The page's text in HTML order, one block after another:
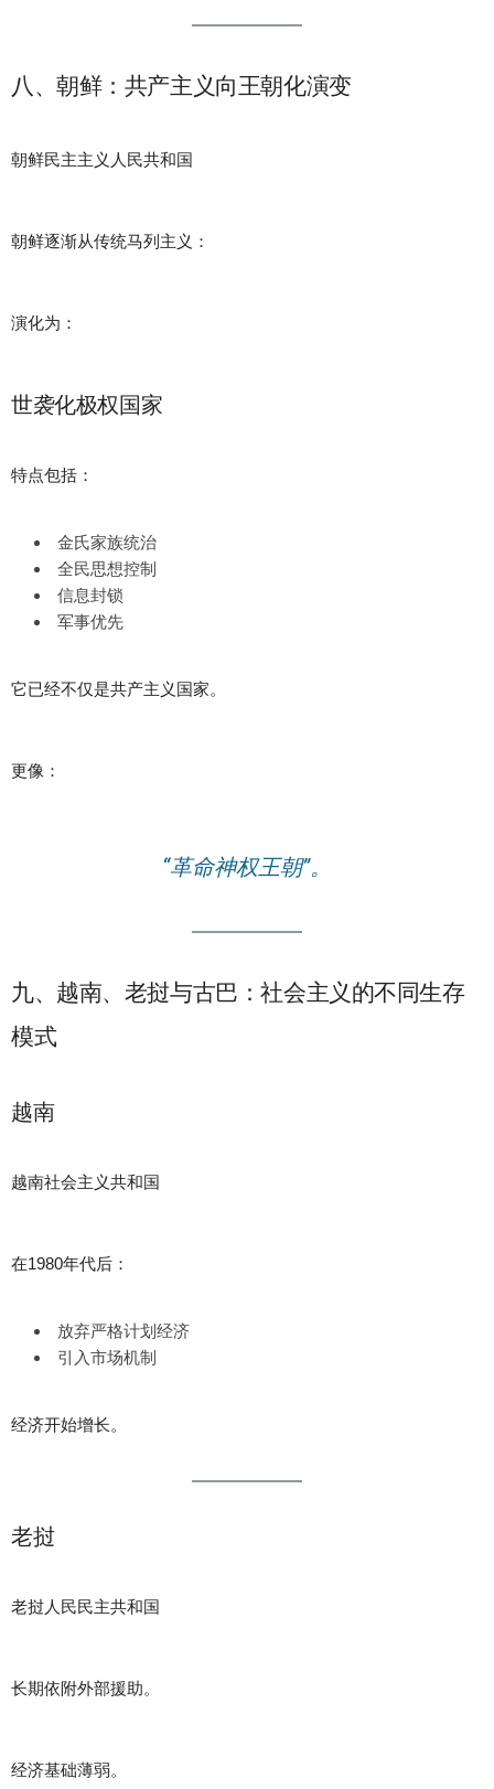
八、朝鲜：共产主义向王朝化演变
朝鲜民主主义人民共和国
朝鲜逐渐从传统马列主义：
演化为：
世袭化极权国家
特点包括：
金氏家族统治
全民思想控制
信息封锁
军事优先
它已经不仅是共产主义国家。
更像：
“革命神权王朝”。
九、越南、老挝与古巴：社会主义的不同生存
模式
越南
越南社会主义共和国
在1980年代后：
放弃严格计划经济
引入市场机制
经济开始增长。
老挝
老挝人民民主共和国
长期依附外部援助。
经济基础薄弱。